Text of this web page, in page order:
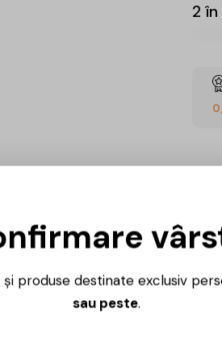
2
Ai
produse destinate exclusiv
sau peste.